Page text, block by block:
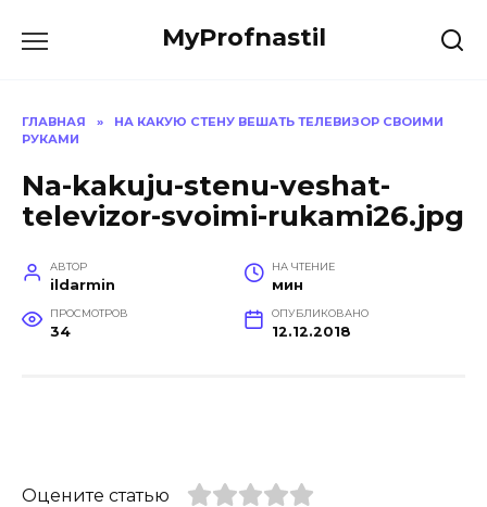
MyProfnastil
ГЛАВНАЯ »
НА КАКУЮ СТЕНУ ВЕШАТЬ ТЕЛЕВИЗОР СВОИМИ
РУКАМИ
Na-kakuju-stenu-veshat-
televizor-svoimi-rukami26.jpg
АВТОР
ildarmin
НА ЧТЕНИЕ
мин
ПРОСМОТРОВ
34
ОПУБЛИКОВАНО
12.12.2018
Оцените статью